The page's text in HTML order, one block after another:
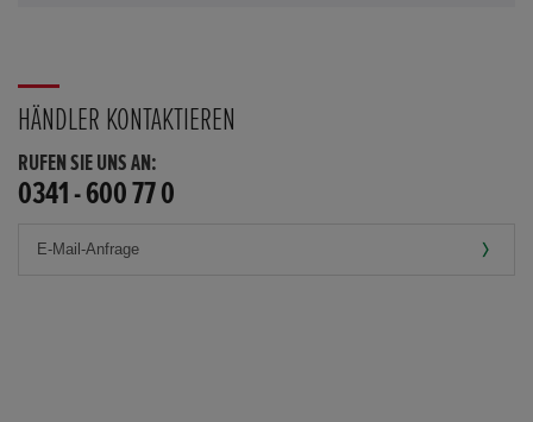
HÄNDLER KONTAKTIEREN
RUFEN SIE UNS AN:
0341 - 600 77 0